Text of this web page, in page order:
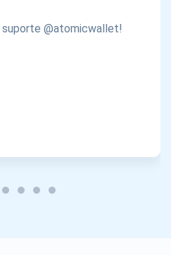
@atomicwallet!